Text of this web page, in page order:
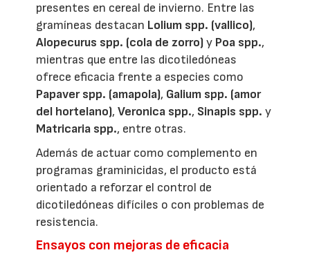
presentes en cereal de invierno. Entre las
gramíneas destacan Lolium spp. (vallico),
Alopecurus spp. (cola de zorro)y Poa spp.,
mientras que entre las dicotiledóneas
ofrece eficacia frente a especies como
Papaver spp. (amapola), Galium spp. (amor
del hortelano),Veronica spp., Sinapis spp. y
Matricaria spp., entre otras.
Además de actuar como complemento en
programas graminicidas, el producto está
orientado a reforzar el control de
dicotiledóneas difíciles o con problemas de
resistencia.
Ensayos con mejoras de eficacia